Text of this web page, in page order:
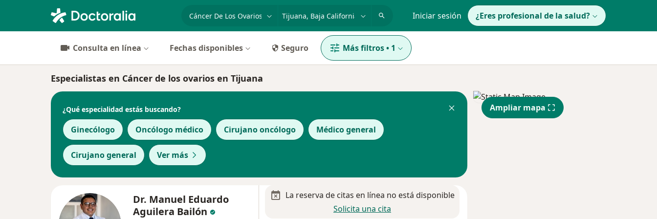
especialidad, enfermedad o nombre Iniciar sesión ¿Eres profesional de la salud?
Consulta en línea Fechas disponibles Seguro Más filtros• 1
Especialistas en Cáncer de los ovarios en Tijuana
¿Qué especialidad estás buscando?
Ginecólogo Oncólogo médico Cirujano oncólogo Médico general
Cirujano general Ver más
Dr. Manuel Eduardo
Aguilera Bailón
La reserva de citas en línea no está disponible
Solicita una cita
Ampliar mapa